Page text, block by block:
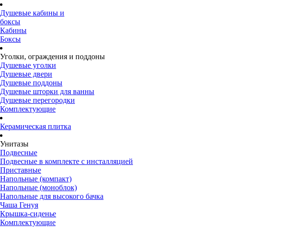
Душевые кабины и
боксы
Кабины
Боксы
Уголки, ограждения и поддоны
Душевые уголки
Душевые двери
Душевые поддоны
Душевые шторки для ванны
Душевые перегородки
Комплектующие
Керамическая плитка
Унитазы
Подвесные
Подвесные в комплекте с инсталляцией
Приставные
Напольные (компакт)
Напольные (моноблок)
Напольные для высокого бачка
Чаша Генуя
Крышка-сиденье
Комплектующие